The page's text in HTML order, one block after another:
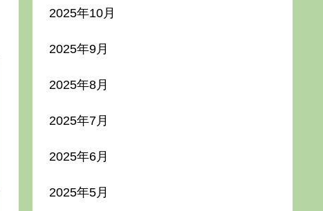
2025年10月
2025年9月
2025年8月
2025年7月
2025年6月
2025年5月